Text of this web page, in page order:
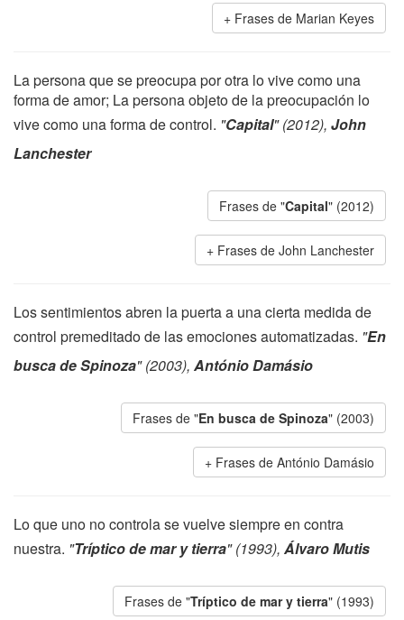
Frases de Marian Keyes
La persona que se preocupa por otra lo vive como una
forma de amor; La persona objeto de la preocupación lo
vive como una forma de control. "Capital" (2012), John
Lanchester
Frases de "Capital" (2012)
Frases de John Lanchester
Los sentimientos abren la puerta a una cierta medida de
control premeditado de las emociones automatizadas. "En
busca de Spinoza" (2003), António Damásio
Frases de "En busca de Spinoza" (2003)
Frases de António Damásio
Lo que uno no controla se vuelve siempre en contra
nuestra. "Tríptico de mar y tierra" (1993), Álvaro Mutis
Frases de "Tríptico de mar y tierra" (1993)